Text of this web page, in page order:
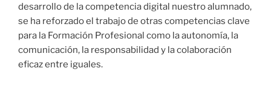
desarrollo de la competencia digital nuestro alumnado,
se ha reforzado el trabajo de otras competencias clave
para la Formación Profesional como la autonomía, la
comunicación, la responsabilidad y la colaboración
eficaz entre iguales.